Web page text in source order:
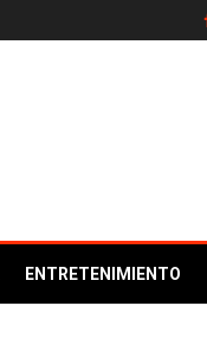
ENTRETENIMIENTO